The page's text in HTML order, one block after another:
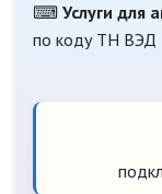
⌨ Услуги для
по коду ТН ВЭД